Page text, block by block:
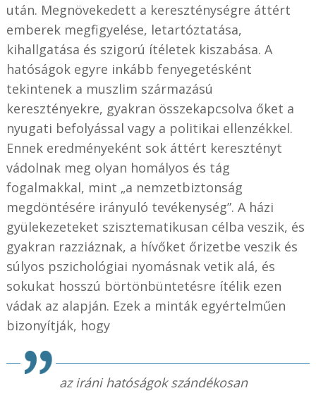
után. Megnövekedett a kereszténységre áttért
emberek megfigyelése, letartóztatása,
kihallgatása és szigorú ítéletek kiszabása. A
hatóságok egyre inkább fenyegetésként
tekintenek a muszlim származású
keresztényekre, gyakran összekapcsolva őket a
nyugati befolyással vagy a politikai ellenzékkel.
Ennek eredményeként sok áttért keresztényt
vádolnak meg olyan homályos és tág
fogalmakkal, mint „a nemzetbiztonság
megdöntésére irányuló tevékenység”. A házi
gyülekezeteket szisztematikusan célba veszik, és
gyakran razziáznak, a hívőket őrizetbe veszik és
súlyos pszichológiai nyomásnak vetik alá, és
sokukat hosszú börtönbüntetésre ítélik ezen
vádak az alapján. Ezek a minták egyértelműen
bizonyítják, hogy
az iráni hatóságok szándékosan